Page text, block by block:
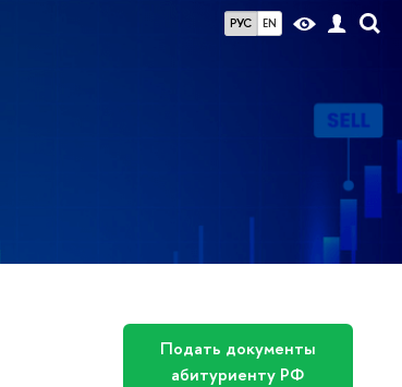
РУС EN
Подать документы
абитуриенту РФ